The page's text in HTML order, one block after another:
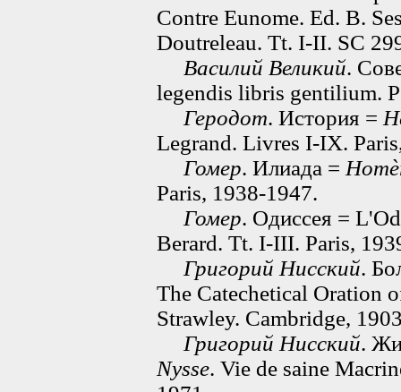
Contre Eunome. Ed. B.
Doutreleau. Tt. I-II. SC
Василий Великий.
legendis libris gentilium.
Геродот. История =
Legrand. Livres I-IX.
Гомер. Илиада =
Paris, 1938-1947.
Гомер. Одиссея =
Berard. Tt. I-III. Paris,
Григорий Нисский.
The Catechetical Oration
Strawley. Cambridge,
Григорий Нисский.
Nysse. Vie de saine